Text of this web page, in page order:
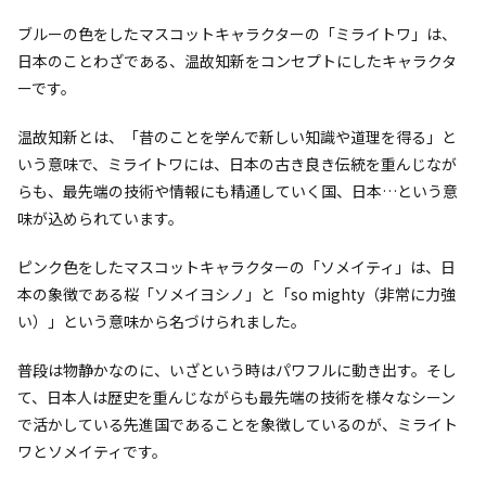
ブルーの色をしたマスコットキャラクターの「ミライトワ」は、
日本のことわざである、温故知新をコンセプトにしたキャラクタ
ーです。
温故知新とは、「昔のことを学んで新しい知識や道理を得る」と
いう意味で、ミライトワには、日本の古き良き伝統を重んじなが
らも、最先端の技術や情報にも精通していく国、日本…という意
味が込められています。
ピンク色をしたマスコットキャラクターの「ソメイティ」は、日
本の象徴である桜「ソメイヨシノ」と「so mighty（非常に力強
い）」という意味から名づけられました。
普段は物静かなのに、いざという時はパワフルに動き出す。そし
て、日本人は歴史を重んじながらも最先端の技術を様々なシーン
で活かしている先進国であることを象徴しているのが、ミライト
ワとソメイティです。